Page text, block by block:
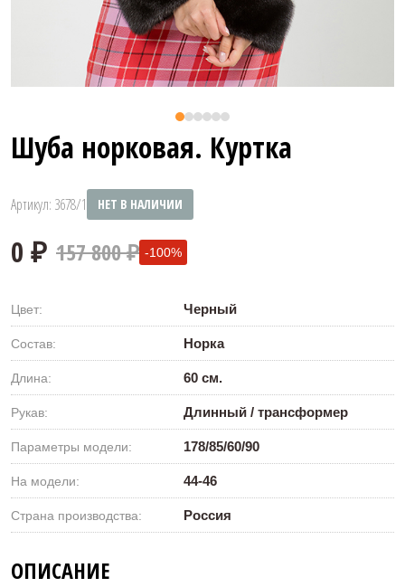
Шуба норковая. Куртка
Артикул: 3678/1 НЕТ В НАЛИЧИИ
0 ₽
157 800 ₽ -100%
Цвет: Черный
Состав: Норка
Длина: 60 см.
Рукав: Длинный / трансформер
Параметры модели: 178/85/60/90
На модели: 44-46
Страна производства: Россия
ОПИСАНИЕ